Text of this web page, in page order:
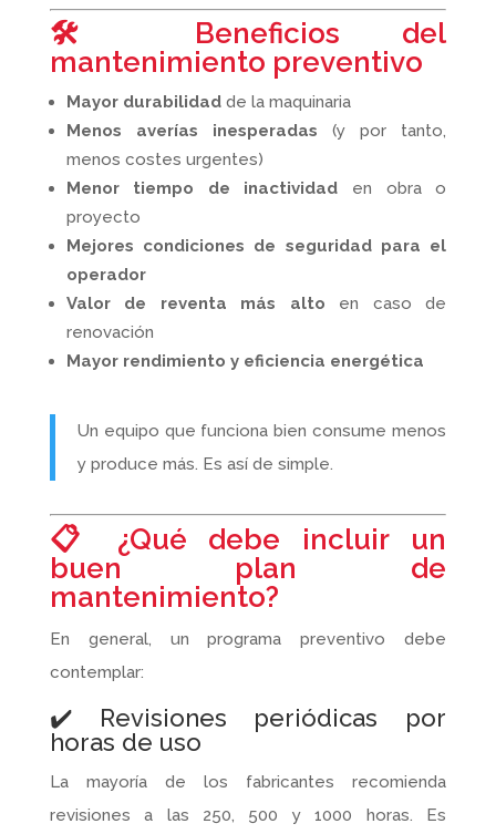
🛠️ Beneficios del
mantenimiento preventivo
Mayor durabilidadde la maquinaria
Menos averías inesperadas (y por tanto,
menos costes urgentes)
Menor tiempo de inactividad en obra o
proyecto
Mejores condiciones de seguridad para el
operador
Valor de reventa más alto en caso de
renovación
Mayor rendimiento y eficiencia energética
Un equipo que funciona bien consume menos
y produce más. Es así de simple.
📋 ¿Qué debe incluir un
buen plan de
mantenimiento?
En general, un programa preventivo debe
contemplar:
✔️ Revisiones periódicas por
horas de uso
La mayoría de los fabricantes recomienda
revisiones a las 250, 500 y 1000 horas. Es